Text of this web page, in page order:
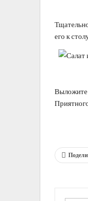
его к
Выложите